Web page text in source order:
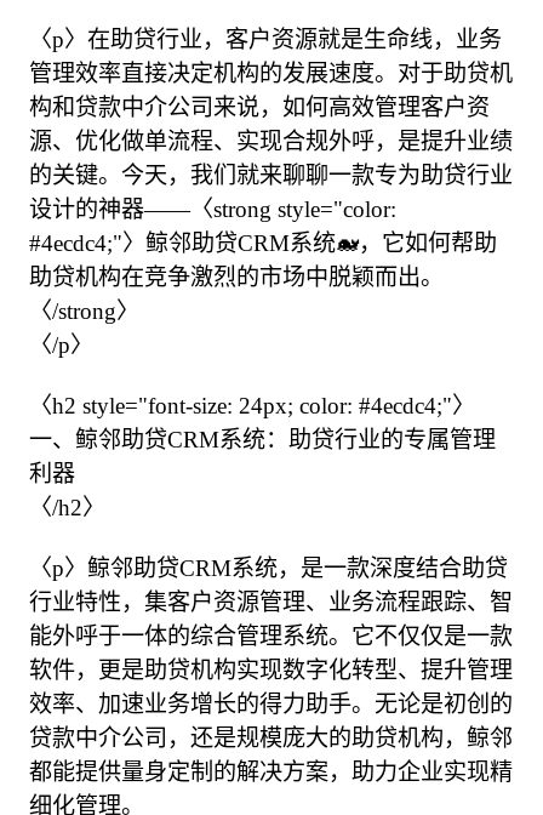
〈p〉在助贷行业，客户资源就是生命线，业务
管理效率直接决定机构的发展速度。对于助贷机
构和贷款中介公司来说，如何高效管理客户资
源、优化做单流程、实现合规外呼，是提升业绩
的关键。今天，我们就来聊聊一款专为助贷行业
设计的神器——〈strong style="color:
#4ecdc4;"〉鲸邻助贷CRM系统🐋，它如何帮助
助贷机构在竞争激烈的市场中脱颖而出。
〈/strong〉
〈/p〉
〈h2 style="font-size: 24px; color: #4ecdc4;"〉
一、鲸邻助贷CRM系统：助贷行业的专属管理
利器
〈/h2〉
〈p〉鲸邻助贷CRM系统，是一款深度结合助贷
行业特性，集客户资源管理、业务流程跟踪、智
能外呼于一体的综合管理系统。它不仅仅是一款
软件，更是助贷机构实现数字化转型、提升管理
效率、加速业务增长的得力助手。无论是初创的
贷款中介公司，还是规模庞大的助贷机构，鲸邻
都能提供量身定制的解决方案，助力企业实现精
细化管理。